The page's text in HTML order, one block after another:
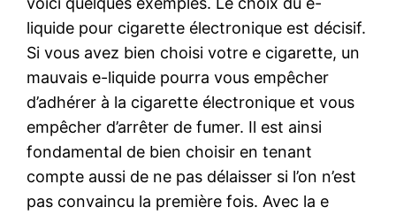
liquide pour cigarette électronique est décisif.
Si vous avez bien choisi votre e cigarette, un
mauvais e-liquide pourra vous empêcher
d’adhérer à la cigarette électronique et vous
empêcher d’arrêter de fumer. Il est ainsi
fondamental de bien choisir en tenant
compte aussi de ne pas délaisser si l’on n’est
pas convaincu la première fois. Avec la e